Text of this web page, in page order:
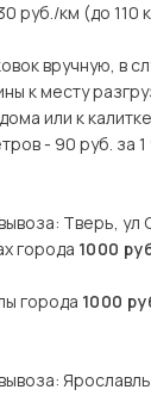
руб./км (до 110
вручную, в
к месту
или к
- 90 руб. за 1
Тверь, ул
города 1000
города 1000